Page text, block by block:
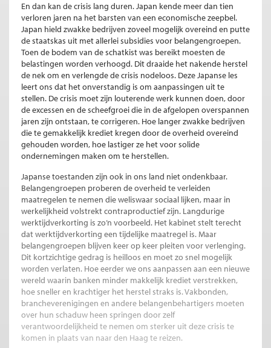
En dan kan de crisis lang duren. Japan kende meer dan tien
verloren jaren na het barsten van een economische zeepbel.
Japan hield zwakke bedrijven zoveel mogelijk overeind en putte
de staatskas uit met allerlei subsidies voor belangengroepen.
Toen de bodem van de schatkist was bereikt moesten de
belastingen worden verhoogd. Dit draaide het nakende herstel
de nek om en verlengde de crisis nodeloos. Deze Japanse les
leert ons dat het onverstandig is om aanpassingen uit te
stellen. De crisis moet zijn louterende werk kunnen doen, door
de excessen en de scheefgroei die in de afgelopen overspannen
jaren zijn ontstaan, te corrigeren. Hoe langer zwakke bedrijven
die te gemakkelijk krediet kregen door de overheid overeind
gehouden worden, hoe lastiger ze het voor solide
ondernemingen maken om te herstellen.
Japanse toestanden zijn ook in ons land niet ondenkbaar.
Belangengroepen proberen de overheid te verleiden
maatregelen te nemen die weliswaar sociaal lijken, maar in
werkelijkheid volstrekt contraproductief zijn. Langdurige
werktijdverkorting is zo’n voorbeeld. Het kabinet stelt terecht
dat werktijdverkorting een tijdelijke maatregel is. Maar
belangengroepen blijven keer op keer pleiten voor verlenging.
Dit kortzichtige gedrag is heilloos en moet zo snel mogelijk
worden verlaten. Hoe eerder we ons aanpassen aan een nieuwe
wereld waarin banken minder makkelijk krediet verstrekken,
hoe sneller en krachtiger het herstel straks is. Vakbonden,
brancheverenigingen en andere belangenbehartigers moeten
over hun schaduw heen springen door zelf
verantwoordelijkheid te nemen om sterker uit deze crisis te
komen in plaats van naar den Haag te reizen.